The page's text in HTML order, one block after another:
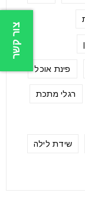
פינת אוכל
רגלי מתכת
שידת לילה
צור קשר